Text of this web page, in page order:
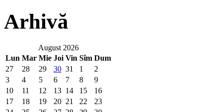
Arhivă
August 2026
Lun Mar Mie Joi Vin Sîm Dum
27
28 29 30 31 1
2
3
4 5 6 7 8
9
10
11 12 13 14 15
16
17
18 19 20 21 22
23